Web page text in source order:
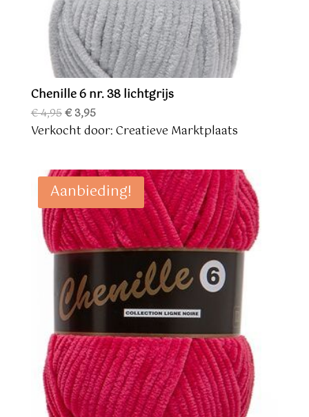
Chenille 6 nr. 38 lichtgrijs
€4,95Oorspronkelijke
prijs
€3,95Huidige
prijs
Verkocht door: Creatieve Marktplaats
Aanbieding!